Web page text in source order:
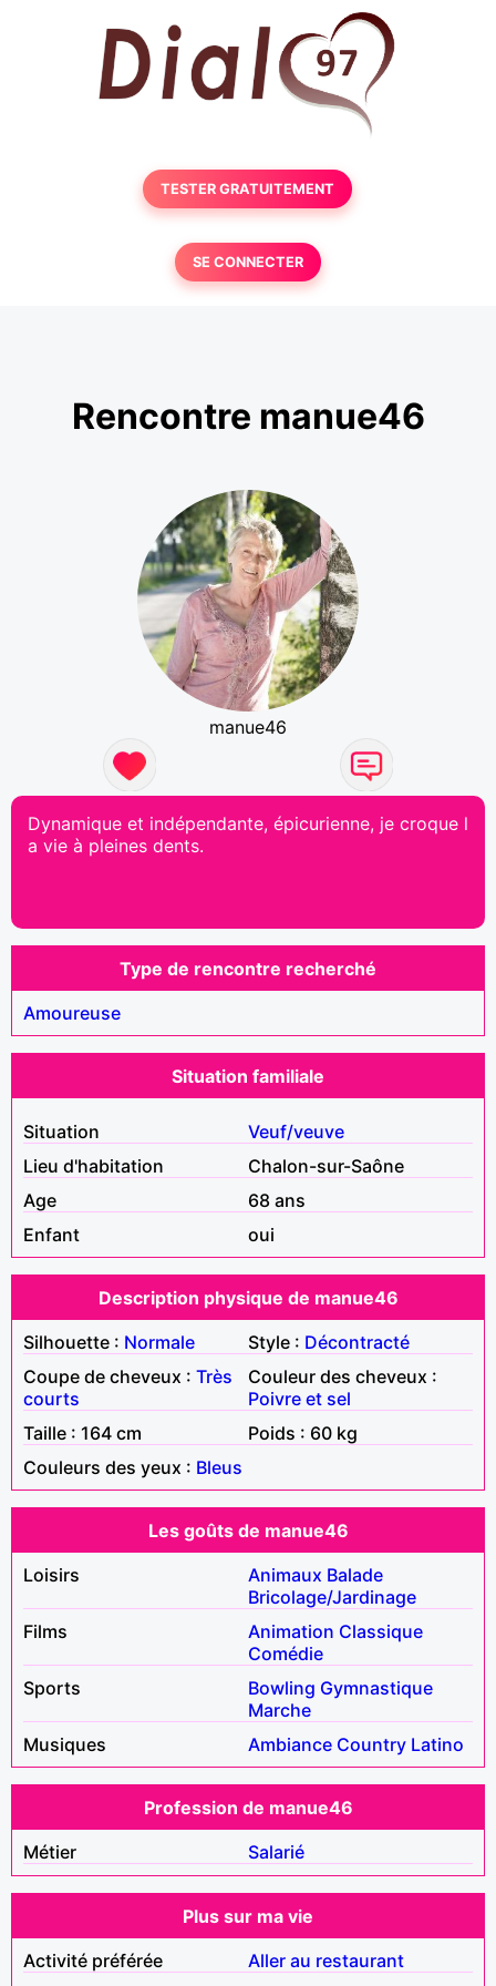
TESTER GRATUITEMENT
SE CONNECTER
Rencontre manue46
manue46
Dynamique et indépendante, épicurienne, je croque l
a vie à pleines dents.
Type de rencontre recherché
Amoureuse
Situation familiale
Situation
Veuf/veuve
Lieu d'habitation
Chalon-sur-Saône
Age
68 ans
Enfant
oui
Description physique de manue46
Silhouette : Normale Style : Décontracté
Coupe de cheveux : Très
courts
Couleur des cheveux :
Poivre et sel
Taille : 164 cm
Poids : 60 kg
Couleurs des yeux : Bleus
Les goûts de manue46
Loisirs
Animaux Balade
Bricolage/Jardinage
Films
Animation Classique
Comédie
Sports
Bowling Gymnastique
Marche
Musiques
Ambiance Country Latino
Profession de manue46
Métier
Salarié
Plus sur ma vie
Activité préférée
Aller au restaurant